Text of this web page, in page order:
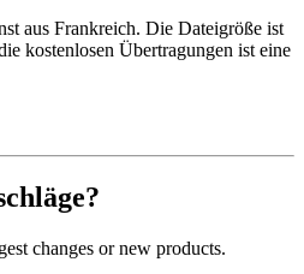
aus Frankreich. Die Dateigröße ist
kostenlosen Übertragungen ist eine
changes or new products.